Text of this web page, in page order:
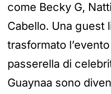
come Becky G,
Cabello. Una guest
trasformato
passerella di
Guaynaa sono